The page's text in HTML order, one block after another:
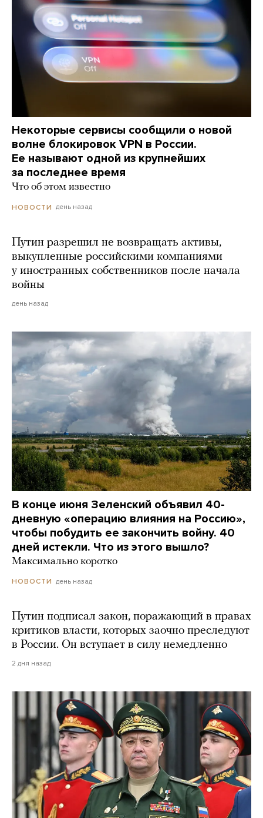
Некоторые сервисы сообщили о новой
волне блокировок VPN в России.
Ее называют одной из крупнейших
за последнее время
Что об этом известно
НОВОСТИ день назад
Путин разрешил не возвращать активы,
выкупленные российскими компаниями
у иностранных собственников после начала
войны
день назад
В конце июня Зеленский объявил 40-
дневную «операцию влияния на Россию»,
чтобы побудить ее закончить войну. 40
дней истекли. Что из этого вышло?
Максимально коротко
НОВОСТИ день назад
Путин подписал закон, поражающий в правах
критиков власти, которых заочно преследуют
в России. Он вступает в силу немедленно
2 дня назад